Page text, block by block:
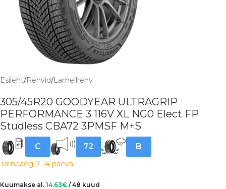
Esileht/Rehvid/Lamellrehv
305/45R20 GOODYEAR ULTRAGRIP
PERFORMANCE 3 116V XL NG0 Elect FP
Studless CBA72 3PMSF M+S
C 72 B
Tarneaeg 7-14 päeva
Kuumakse al. 14.63€ / 48 kuud